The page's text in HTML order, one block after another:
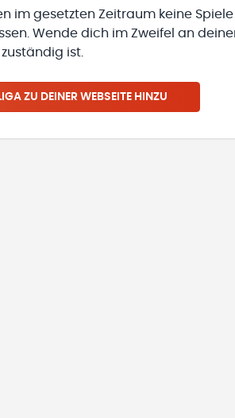
im gesetzten Zeitraum keine
Wende dich im Zweifel an
ist.
ZU DEINER WEBSEITE HINZU